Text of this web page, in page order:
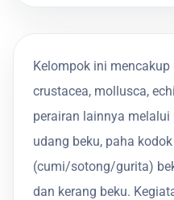
Kelompok ini
crustacea, mollusca,
perairan lainnya melalui
udang beku, paha
(cumi/sotong/gurita)
dan kerang beku.